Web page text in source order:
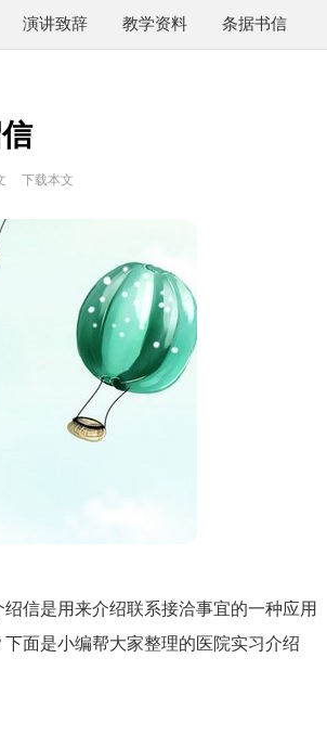
演讲致辞 教学资料 条据书信
下载本文
信是用来介绍联系接洽事宜的一种应用
面是小编帮大家整理的医院实习介绍